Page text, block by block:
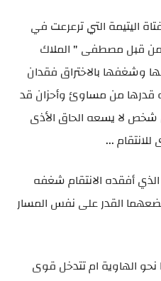
اليتيمة التي ترعرعت في
من قبل مصطفى " الملاك
وشغفها بالاختراق فقدان
قدرها من مساوئ وأحزان قد
شخص لا يسعه الحاق الأذى
...
أفقده الانتقام شغفه
القدر على نفس المسار
الهاوية ام تتدخل قوى